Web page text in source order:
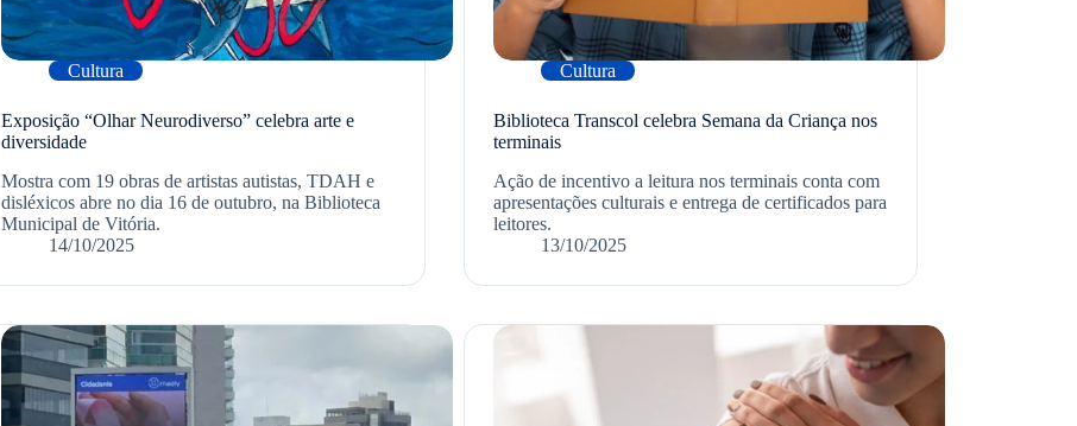
Cultura
Exposição “Olhar Neurodiverso” celebra arte e
diversidade
Mostra com 19 obras de artistas autistas, TDAH e
disléxicos abre no dia 16 de outubro, na Biblioteca
Municipal de Vitória.
14/10/2025
Cultura
Biblioteca Transcol celebra Semana da Criança nos
terminais
Ação de incentivo a leitura nos terminais conta com
apresentações culturais e entrega de certificados para
leitores.
13/10/2025